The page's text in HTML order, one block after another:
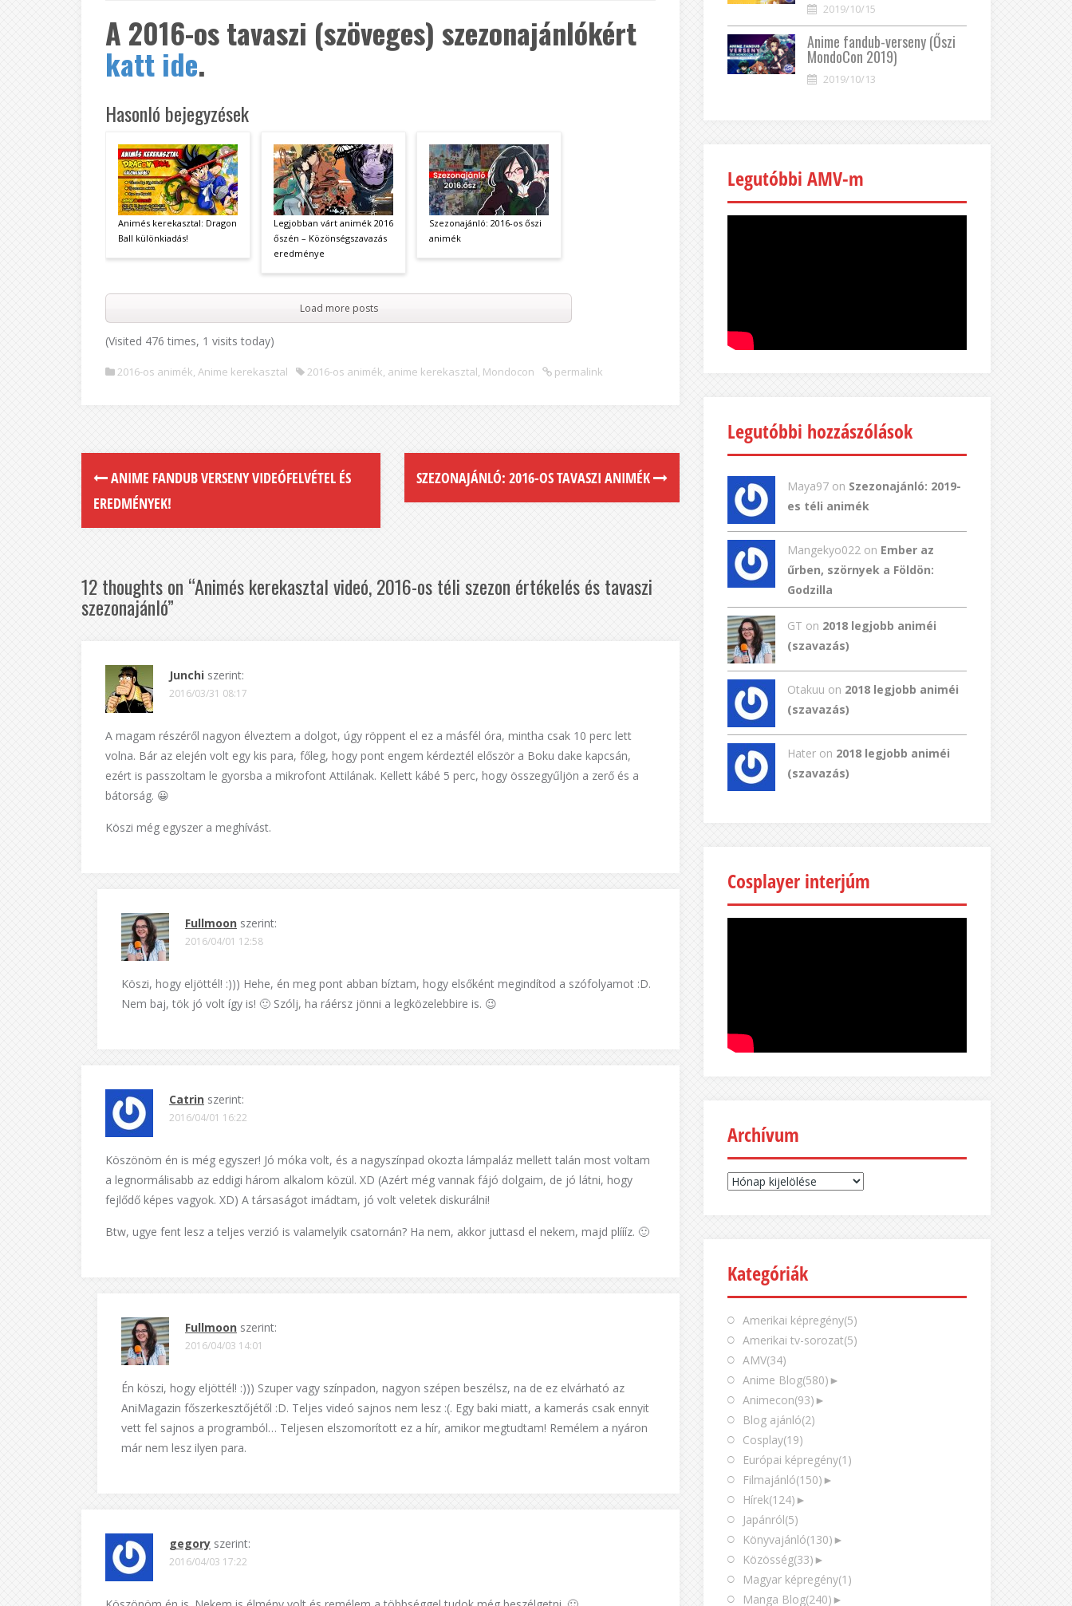
A 2016-os tavaszi (szöveges) szezonajánlókért
katt ide.
Hasonló bejegyzések
Animés kerekasztal: Dragon
Ball különkiadás!
Legjobban várt animék 2016
őszén – Közönségszavazás
eredménye
Szezonajánló: 2016-os őszi
animék
Load more posts
(Visited 476 times, 1 visits today)
2016-os animék, Anime kerekasztal 2016-os animék, anime kerekasztal, Mondocon permalink
ANIME FANDUB VERSENY VIDEÓFELVÉTEL ÉS
EREDMÉNYEK!
SZEZONAJÁNLÓ: 2016-OS TAVASZI ANIMÉK
12 thoughts on “Animés kerekasztal videó, 2016-os téli szezon értékelés és tavaszi
szezonajánló”
Junchi szerint:
2016/03/31 08:17
A magam részéről nagyon élveztem a dolgot, úgy röppent el ez a másfél óra, mintha csak 10 perc lett
volna. Bár az elején volt egy kis para, főleg, hogy pont engem kérdeztél először a Boku dake kapcsán,
ezért is passzoltam le gyorsba a mikrofont Attilának. Kellett kábé 5 perc, hogy összegyűljön a zerő és a
bátorság. 😀
Köszi még egyszer a meghívást.
Fullmoon szerint:
2016/04/01 12:58
Köszi, hogy eljöttél! :))) Hehe, én meg pont abban bíztam, hogy elsőként megindítod a szófolyamot :D.
Nem baj, tök jó volt így is! 🙂 Szólj, ha ráérsz jönni a legközelebbire is. 😉
Catrin szerint:
2016/04/01 16:22
Köszönöm én is még egyszer! Jó móka volt, és a nagyszínpad okozta lámpaláz mellett talán most voltam
a legnormálisabb az eddigi három alkalom közül. XD (Azért még vannak fájó dolgaim, de jó látni, hogy
fejlődő képes vagyok. XD) A társaságot imádtam, jó volt veletek diskurálni!
Btw, ugye fent lesz a teljes verzió is valamelyik csatornán? Ha nem, akkor juttasd el nekem, majd plíííz. 🙂
Fullmoon szerint:
2016/04/03 14:01
Én köszi, hogy eljöttél! :))) Szuper vagy színpadon, nagyon szépen beszélsz, na de ez elvárható az
AniMagazin főszerkesztőjétől :D. Teljes videó sajnos nem lesz :(. Egy baki miatt, a kamerás csak ennyit
vett fel sajnos a programból… Teljesen elszomorított ez a hír, amikor megtudtam! Remélem a nyáron
már nem lesz ilyen para.
gegory szerint:
2016/04/03 17:22
2019/10/15
Anime fandub-verseny (Őszi
MondoCon 2019)
2019/10/13
Legutóbbi AMV-m
Legutóbbi hozzászólások
Maya97 on Szezonajánló: 2019-
es téli animék
Mangekyo022 on Ember az
űrben, szörnyek a Földön:
Godzilla
GT on 2018 legjobb animéi
(szavazás)
Otakuu on 2018 legjobb animéi
(szavazás)
Hater on 2018 legjobb animéi
(szavazás)
Cosplayer interjúm
Archívum
Archívum
Kategóriák
Amerikai képregény(5)
Amerikai tv-sorozat(5)
AMV(34)
Anime Blog(580) ►
Animecon(93) ►
Blog ajánló(2)
Cosplay(19)
Európai képregény(1)
Filmajánló(150) ►
Hírek(124) ►
Japánról(5)
Könyvajánló(130) ►
Közösség(33) ►
Magyar képregény(1)
Manga Blog(240) ►